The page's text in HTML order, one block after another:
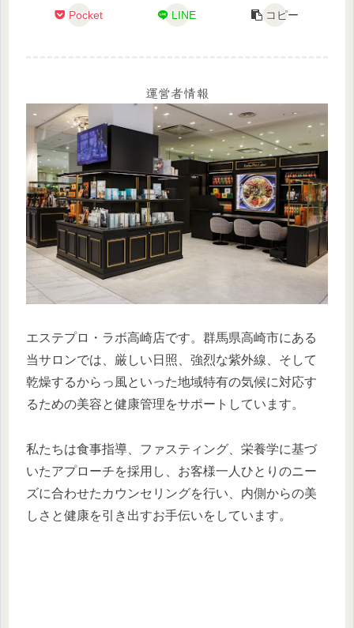
Pocket LINE コピー
運営者情報
エステプロ・ラボ高崎店です。群馬県高崎市にある
当サロンでは、厳しい日照、強烈な紫外線、そして
乾燥するからっ風といった地域特有の気候に対応す
るための美容と健康管理をサポートしています。
私たちは食事指導、ファスティング、栄養学に基づ
いたアプローチを採用し、お客様一人ひとりのニー
ズに合わせたカウンセリングを行い、内側からの美
しさと健康を引き出すお手伝いをしています。